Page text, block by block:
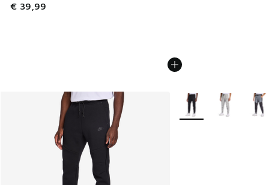
€ 39,99
Plus de couleurs